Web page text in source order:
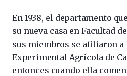
En 1938, el departamento
su nueva casa en Facultad
sus miembros se afiliaron a
Experimental Agrícola de
entonces cuando ella